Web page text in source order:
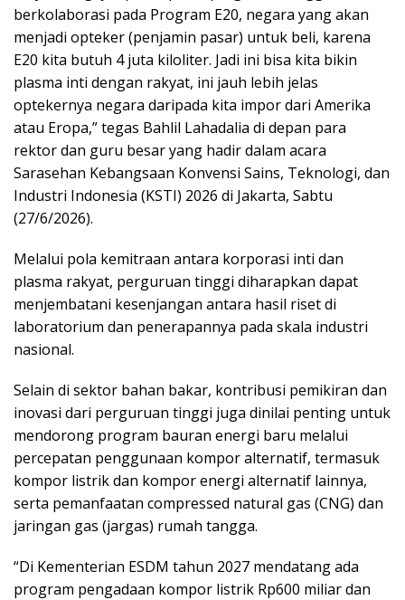
berkolaborasi pada Program E20, negara yang akan
menjadi opteker (penjamin pasar) untuk beli, karena
E20 kita butuh 4 juta kiloliter. Jadi ini bisa kita bikin
plasma inti dengan rakyat, ini jauh lebih jelas
optekernya negara daripada kita impor dari Amerika
atau Eropa,” tegas Bahlil Lahadalia di depan para
rektor dan guru besar yang hadir dalam acara
Sarasehan Kebangsaan Konvensi Sains, Teknologi, dan
Industri Indonesia (KSTI) 2026 di Jakarta, Sabtu
(27/6/2026).
Melalui pola kemitraan antara korporasi inti dan
plasma rakyat, perguruan tinggi diharapkan dapat
menjembatani kesenjangan antara hasil riset di
laboratorium dan penerapannya pada skala industri
nasional.
Selain di sektor bahan bakar, kontribusi pemikiran dan
inovasi dari perguruan tinggi juga dinilai penting untuk
mendorong program bauran energi baru melalui
percepatan penggunaan kompor alternatif, termasuk
kompor listrik dan kompor energi alternatif lainnya,
serta pemanfaatan compressed natural gas (CNG) dan
jaringan gas (jargas) rumah tangga.
“Di Kementerian ESDM tahun 2027 mendatang ada
program pengadaan kompor listrik Rp600 miliar dan